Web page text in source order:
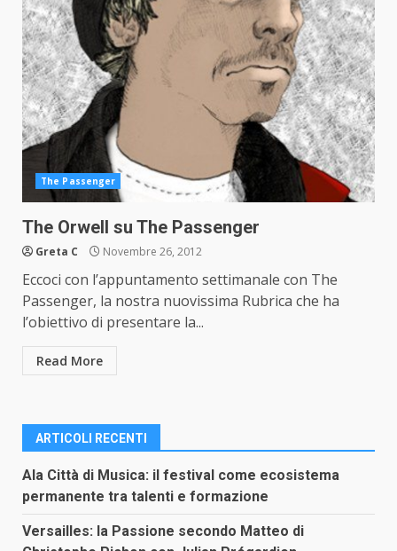
The Passenger
The Orwell su The Passenger
Greta C Novembre 26, 2012
Eccoci con l’appuntamento settimanale con The
Passenger, la nostra nuovissima Rubrica che ha
l’obiettivo di presentare la...
Read More
ARTICOLI RECENTI
Ala Città di Musica: il festival come ecosistema
permanente tra talenti e formazione
Versailles: la Passione secondo Matteo di